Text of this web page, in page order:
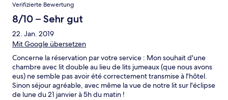
Verifizierte Bewertung
8/10 – Sehr gut
22. Jan. 2019
Mit Google übersetzen
Concerne la réservation par votre service : Mon souhait d'une
chambre avec lit double au lieu de lits jumeaux (que nous avons
eus) ne semble pas avoir été correctement transmise à l'hôtel.
Sinon séjour agréable, avec même la vue de notre lit sur l'éclipse
de lune du 21 janvier à 5h du matin !